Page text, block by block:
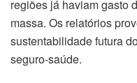
regiões já haviam gasto
massa. Os relatórios
sustentabilidade futura
seguro-saúde.